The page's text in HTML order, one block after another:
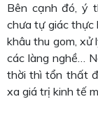
Bên cạnh đó, ý
chưa tự giác thực
khâu thu gom,
các làng nghề…
thời thì tổn thất
xa giá trị kinh tế